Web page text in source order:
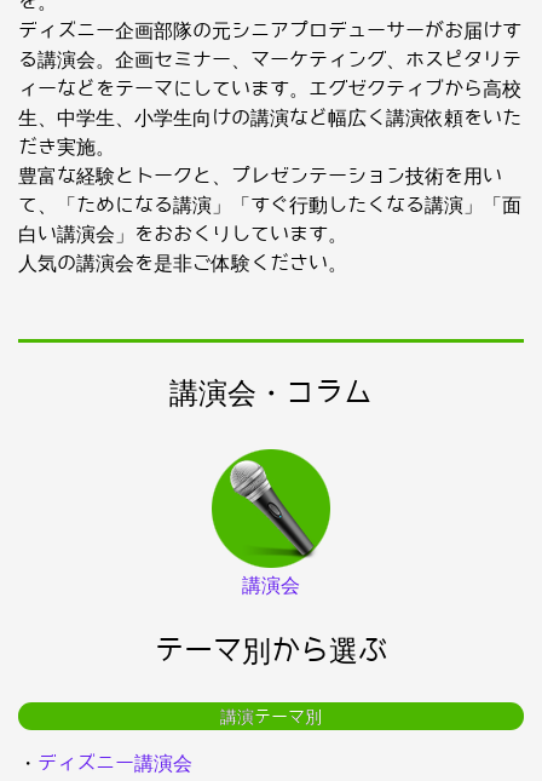
ディズニー企画部隊の元シニアプロデューサーがお届けす
る講演会。企画セミナー、マーケティング、ホスピタリテ
ィーなどをテーマにしています。エグゼクティブから高校
生、中学生、小学生向けの講演など幅広く講演依頼をいた
だき実施。
豊富な経験とトークと、プレゼンテーション技術を用い
て、「ためになる講演」「すぐ行動したくなる講演」「面
白い講演会」をおおくりしています。
人気の講演会を是非ご体験ください。
講演会・コラム
講演会
テーマ別から選ぶ
講演テーマ別
・ ディズニー講演会